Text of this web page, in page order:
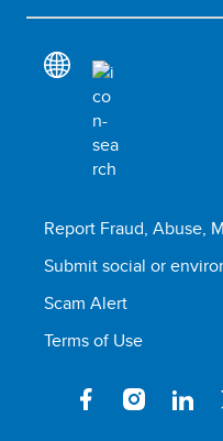
Report Fraud, Abuse,
Submit social or
Scam Alert
Terms of Use